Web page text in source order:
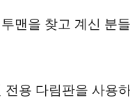
맨을 찾고 계신 분
용 다림판을 사용